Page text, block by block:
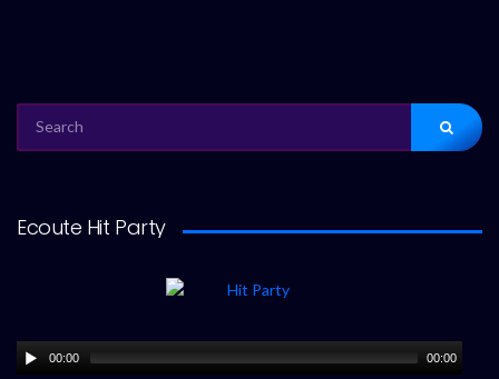
FOR:
Ecoute Hit Party
00:00 00:00